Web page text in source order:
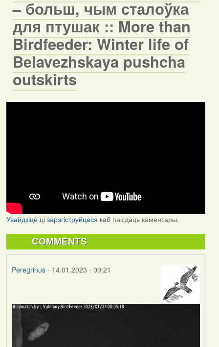
– больш, чым сталоўка
для птушак :: More than
Birdfeeder: Winter life of
Belavezhskaya pushcha
outskirts
Увайдзіцеці зарэгіструйцеся каб пакідаць каментары.
COMMENTS
Peregrinus- 14.01.2023 - 00:21